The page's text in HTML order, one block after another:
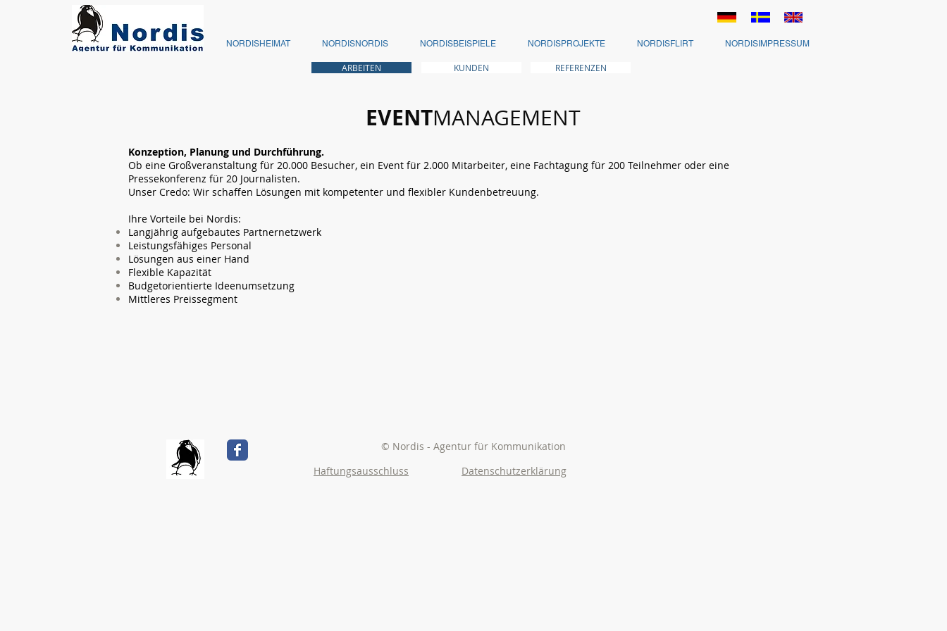
NORDISHEIMAT NORDISNORDIS NORDISBEISPIELE NORDISPROJEKTE NORDISFLIRT NORDISIMPRESSUM
ARBEITEN KUNDEN REFERENZEN
EVENTMANAGEMENT
Konzeption, Planung und Durchführung.
Ob eine Großveranstaltung für 20.000 Besucher, ein Event für 2.000 Mitarbeiter, eine Fachtagung für 200 Teilnehmer oder eine
Pressekonferenz für 20 Journalisten.
Unser Credo: Wir schaffen Lösungen mit kompetenter und flexibler Kundenbetreuung.
Ihre Vorteile bei Nordis:
Langjährig aufgebautes Partnernetzwerk
Leistungsfähiges Personal
Lösungen aus einer Hand
Flexible Kapazität
Budgetorientierte Ideenumsetzung
Mittleres Preissegment
© Nordis - Agentur für Kommunikation
Haftungsausschluss
Datenschutzerklärung